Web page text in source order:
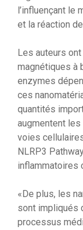
l’influençant le
et la réaction
Les auteurs
magnétiques à
enzymes
ces
quantités
augmentent
voies
NLRP3
inflammatoires
«De plus, les
sont impliqués
processus